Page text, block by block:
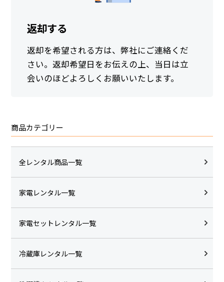
返却する
返却を希望される方は、弊社にご連絡くだ
さい。返却希望日をお伝えの上、当日は立
会いのほどよろしくお願いいたします。
商品カテゴリー
全レンタル商品一覧
家電レンタル一覧
家電セットレンタル一覧
冷蔵庫レンタル一覧